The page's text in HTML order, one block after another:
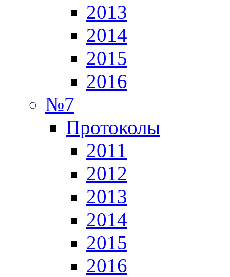
2013
2014
2015
2016
№7
Протоколы
2011
2012
2013
2014
2015
2016